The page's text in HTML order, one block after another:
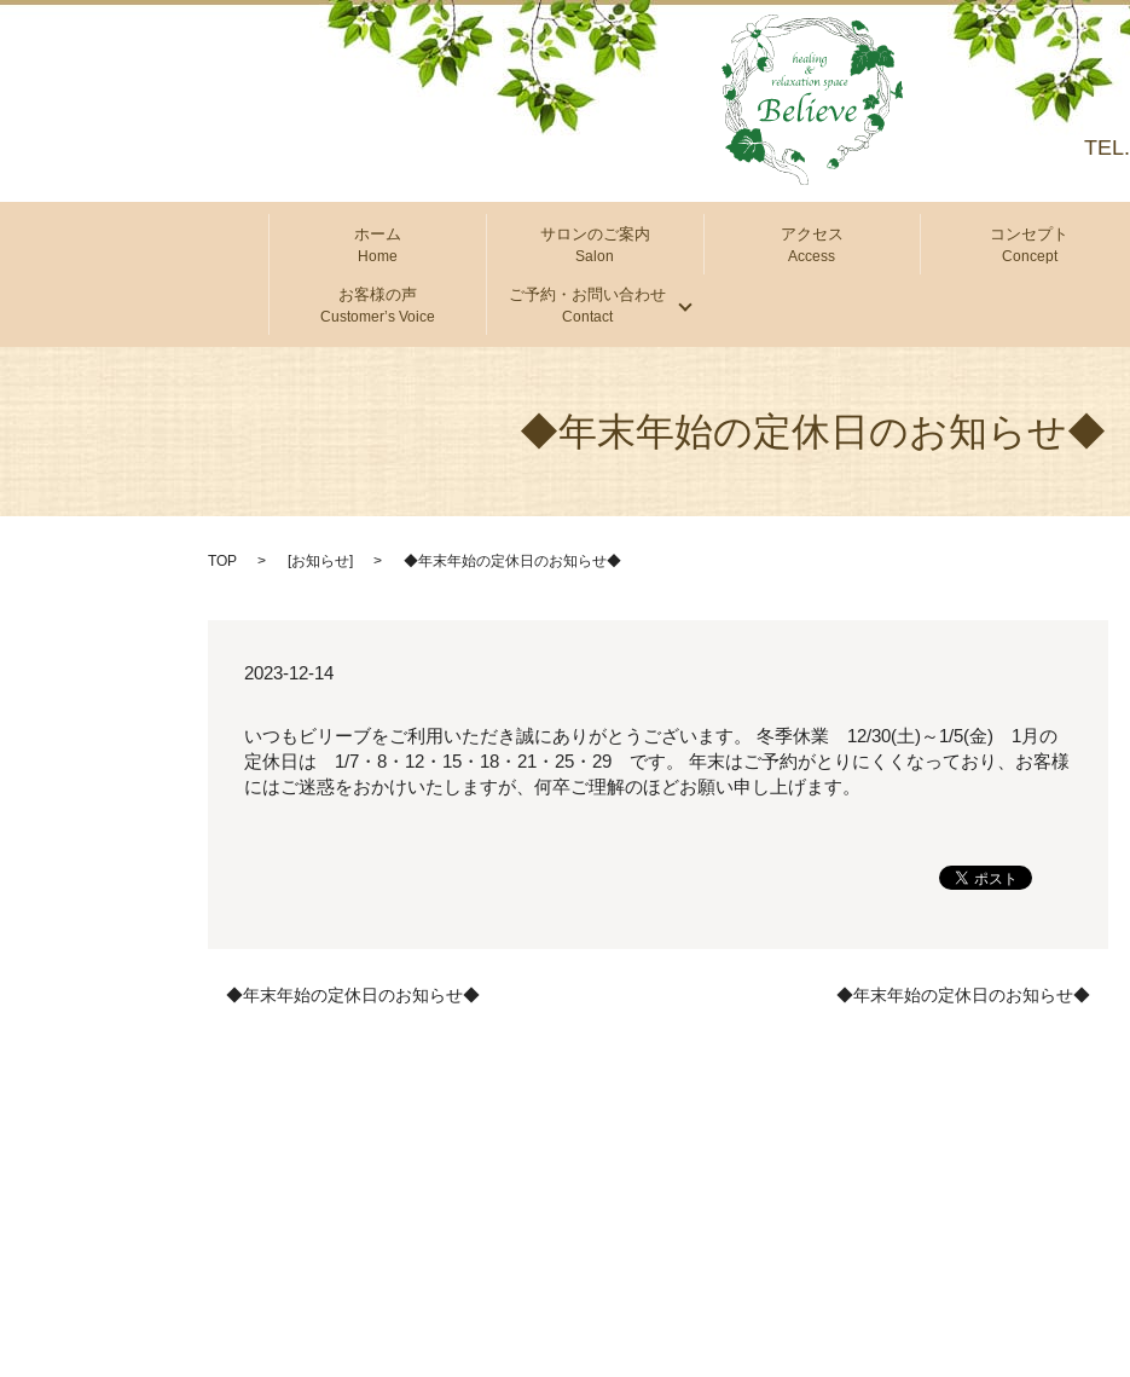
TEL.
ホーム
Home
サロンのご案内
Salon
アクセス
Access
コンセプト
Concept
お客様の声
Customer’s Voice
ご予約・お問い合わせ
Contact
◆年末年始の定休日のお知らせ◆
TOP [お知らせ] ◆年末年始の定休日のお知らせ◆
2023-12-14
いつもビリーブをご利用いただき誠にありがとうございます。 冬季休業 12/30(土)～1/5(金) 1月の
定休日は 1/7・8・12・15・18・21・25・29 です。 年末はご予約がとりにくくなっており、お客様
にはご迷惑をおかけいたしますが、何卒ご理解のほどお願い申し上げます。
◆年末年始の定休日のお知らせ◆ ◆年末年始の定休日のお知らせ◆